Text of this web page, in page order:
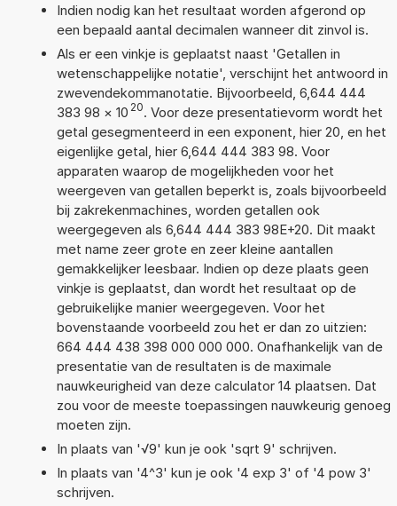
Indien nodig kan het resultaat worden afgerond op
een bepaald aantal decimalen wanneer dit zinvol is.
Als er een vinkje is geplaatst naast 'Getallen in
wetenschappelijke notatie', verschijnt het antwoord in
zwevendekommanotatie. Bijvoorbeeld, 6,644 444
383 98 × 10 20. Voor deze presentatievorm wordt het
getal gesegmenteerd in een exponent, hier 20, en het
eigenlijke getal, hier 6,644 444 383 98. Voor
apparaten waarop de mogelijkheden voor het
weergeven van getallen beperkt is, zoals bijvoorbeeld
bij zakrekenmachines, worden getallen ook
weergegeven als 6,644 444 383 98E+20. Dit maakt
met name zeer grote en zeer kleine aantallen
gemakkelijker leesbaar. Indien op deze plaats geen
vinkje is geplaatst, dan wordt het resultaat op de
gebruikelijke manier weergegeven. Voor het
bovenstaande voorbeeld zou het er dan zo uitzien:
664 444 438 398 000 000 000. Onafhankelijk van de
presentatie van de resultaten is de maximale
nauwkeurigheid van deze calculator 14 plaatsen. Dat
zou voor de meeste toepassingen nauwkeurig genoeg
moeten zijn.
In plaats van '√9' kun je ook 'sqrt 9' schrijven.
In plaats van '4^3' kun je ook '4 exp 3' of '4 pow 3'
schrijven.